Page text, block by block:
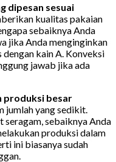
dipesan sesuai
kualitas pakaian
sebaiknya Anda
jika Anda menginginkan
dengan kain A. Konveksi
jawab jika ada
produksi besar
jumlah yang sedikit.
seragam, sebaiknya Anda
produksi dalam
ini biasanya sudah